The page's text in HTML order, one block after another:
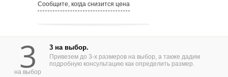
Сообщите, когда снизится цена
3
на выбор
3 на выбор.
Привезем до 3-х размеров на выбор, а также дадим
подробную консультацию как определить размер.